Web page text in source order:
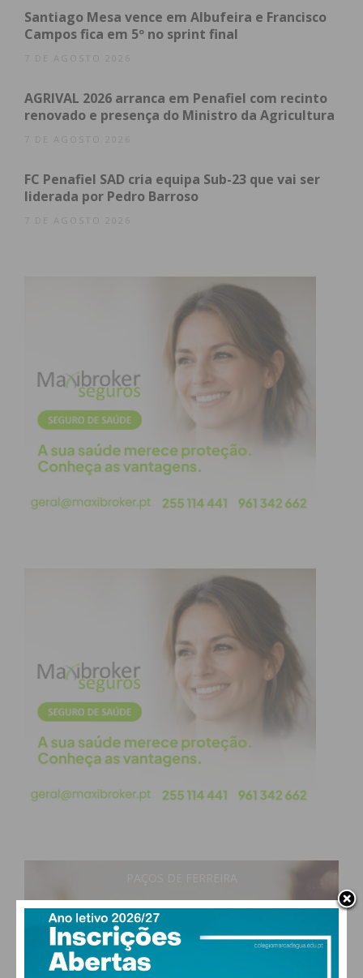
noite de segunda-feira sem se ter apercebido de
qualquer situação anómala, o que leva as
O acidente ocorreu numa rua térrea, utilizada
que estreita perto do local onde ocorreu o acidente.
“Este caminho é mais para serviço de campo,
tratores e de moradores e os jovens podem ter
referiu ao Jornal IMEDIATO Adelino Sousa,
presidente da Junta de Freguesia de Paço de Sousa.
O carro onde seguiam Álvaro Miranda e Laura
Coelho (ela residente em São Pedro da Cova,
Gondomar) despistou-se e capotou, ficando
totalmente submerso numa presa que é
alimentada por uma mina, que faz regadio aos
campos da zona. Segundo o autarca de freguesia,
trata-se de uma presa “com pouca profundidade” e
o carro terá caído de uma altura de cerca de “três
da Viatura Médica de Emergência e Reanimação do
Vale do Sousa e dos Bombeiros Voluntários de
Paço de Sousa, que procederam à retirada da
viatura e dos corpos do seu interior. A GNR tomou
conta da ocorrência e o Núcleo de Investigação de
Crimes em Acidentes de Viação (NICAV) esteve a
realizar perícias no local para tentar reconstruir a
trajetória do veículo e entender o que terá
originado a perda de controlo da viatura.
Assine nossa newsletter por e-mail e
obtenha de forma regular a informação
atualizada.
Santiago Mesa vence em Albufeira e Francisco
Campos fica em 5º no sprint final
7 DE AGOSTO 2026
AGRIVAL 2026 arranca em Penafiel com recinto
renovado e presença do Ministro da Agricultura
7 DE AGOSTO 2026
FC Penafiel SAD cria equipa Sub-23 que vai ser
liderada por Pedro Barroso
7 DE AGOSTO 2026
19°
vento: 1m/s O